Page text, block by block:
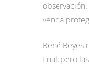
venda
René Reyes
final, pero